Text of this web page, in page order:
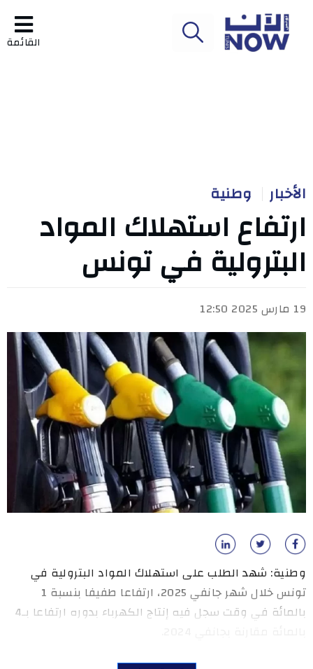
القائمة
الأخبار وطنية
ارتفاع استهلاك المواد
البترولية في تونس
19 مارس 2025 12:50
وطنية: شهد الطلب على استهلاك المواد البترولية في
تونس خلال شهر جانفي 2025، ارتفاعا طفيفا بنسبة 1
بالمائة في وقت سجل فيه إنتاج الكهرباء بدوره ارتفاعا بـ4